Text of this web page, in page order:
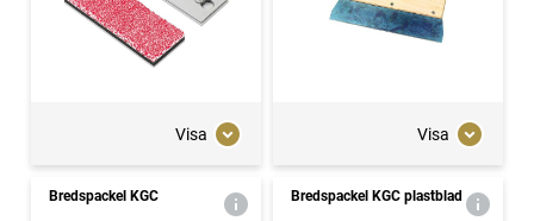
Visa Visa
Bredspackel KGC Bredspackel KGC plastblad